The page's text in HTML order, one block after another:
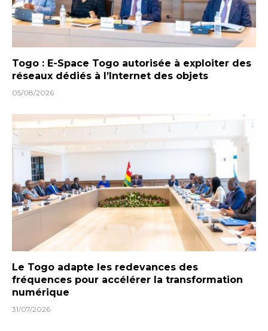
Togo : E-Space Togo autorisée à exploiter des
réseaux dédiés à l’Internet des objets
05/08/2026
Le Togo adapte les redevances des
fréquences pour accélérer la transformation
numérique
31/07/2026